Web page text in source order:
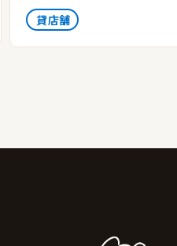
貸店舗
がビジネスの成長にどのよう
う。